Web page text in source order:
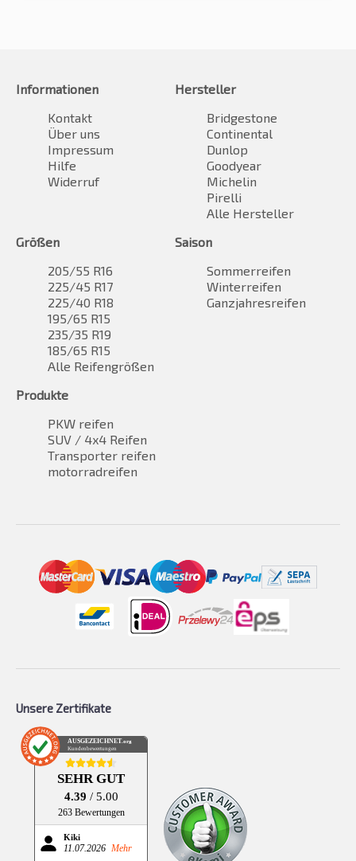
Informationen
Kontakt
Über uns
Impressum
Hilfe
Widerruf
Hersteller
Bridgestone
Continental
Dunlop
Goodyear
Michelin
Pirelli
Alle Hersteller
Größen
205/55 R16
225/45 R17
225/40 R18
195/65 R15
235/35 R19
185/65 R15
Alle Reifengrößen
Saison
Sommerreifen
Winterreifen
Ganzjahresreifen
Produkte
PKW reifen
SUV / 4x4 Reifen
Transporter reifen
motorradreifen
Unsere Zertifikate
AUSGEZEICHNET .org
Kundenbewertungen
SEHR GUT
4.39 / 5.00
263 Bewertungen
Kiki
11.07.2026 Mehr